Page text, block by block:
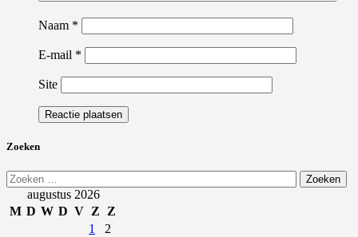
Naam *
E-mail *
Site
Zoeken
Zoeken
naar:augustus 2026
M D W D V Z
Z
1
2